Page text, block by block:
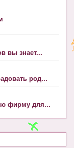
вы знает...
род...
фирму для...